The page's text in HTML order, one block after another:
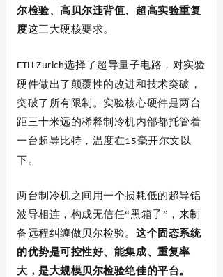
尔检验、高贝尔违背值、超高实验重复
度这三大硬核要求。
ETH Zurich选择了超导量子电路，对实验
硬件做出了颠覆性的改进和技术突破，
突破了所有限制。实验核心硬件是两台
距三十米远的稀释制冷机内部都托管着
一台超导比特，温度在15毫开尔文以
下。
两台制冷机之间用一个损耗低的超导铝
波导相连，构成无信任“黑箱子”，来制
备远程纠缠做贝尔检验。 这个固态系统
的优势是可控性好、能集成、重复率
大，是大规模贝尔检验绝佳的平台。